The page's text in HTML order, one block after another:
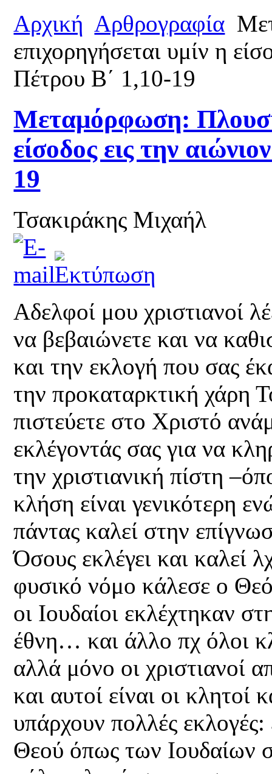
Αρχική Αρθρογραφία
επιχορηγήσεται υμίν η
Πέτρου Β΄ 1,10-19
Μεταμόρφωση:
είσοδος εις την
19
Τσακιράκης Μιχαήλ
Αδελφοί μου χριστιανοί
να βεβαιώνετε και να
και την εκλογή που σας
την προκαταρκτική χάρη
πιστεύετε στο Χριστό
εκλέγοντάς σας για να
την χριστιανική πίστη
κλήση είναι γενικότερη
πάντας καλεί στην
Όσους εκλέγει και καλεί
φυσικό νόμο κάλεσε ο
οι Ιουδαίοι εκλέχτηκαν
έθνη… και άλλο πχ όλοι
αλλά μόνο οι χριστιανοί
και αυτοί είναι οι
υπάρχουν πολλές
Θεού όπως των Ιουδαίων